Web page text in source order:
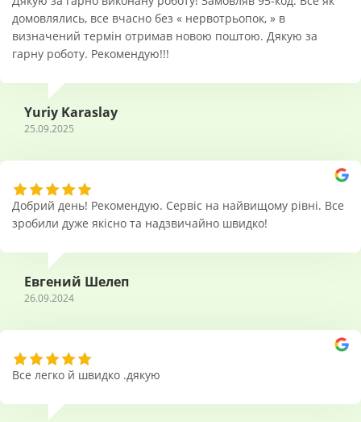
домовлялись, все вчасно без « нервотрьопок, » в
визначений термін отримав новою поштою. Дякую за
гарну роботу. Рекомендую!!!
Yuriy Karaslay
25.09.2025
Добрий день! Рекомендую. Сервіс на найвищому рівні. Все
зробили дуже якісно та надзвичайно швидко!
Евгений Шелеп
26.09.2024
Все легко й швидко .дякую